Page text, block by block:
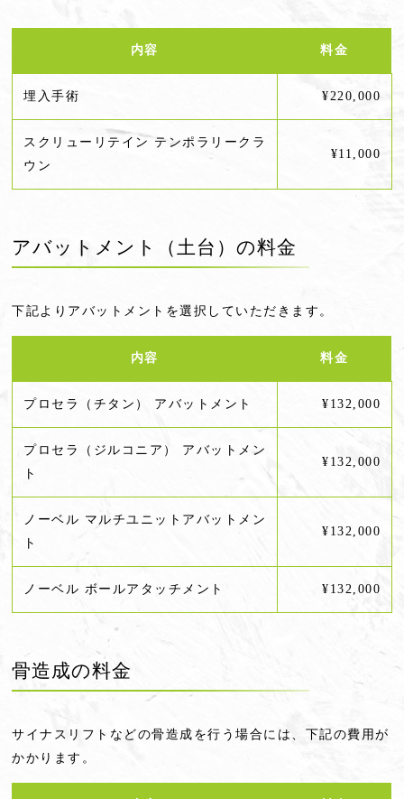
内容 料金
埋入手術 ¥220,000
スクリューリテイン テンポラリークラ
ウン
¥11,000
アバットメント（土台）の料金
下記よりアバットメントを選択していただきます。
内容 料金
プロセラ（チタン） アバットメント ¥132,000
プロセラ（ジルコニア） アバットメン
ト
¥132,000
ノーベル マルチユニットアバットメン
ト
¥132,000
ノーベル ボールアタッチメント ¥132,000
骨造成の料金
サイナスリフトなどの骨造成を行う場合には、下記の費用が
かかります。